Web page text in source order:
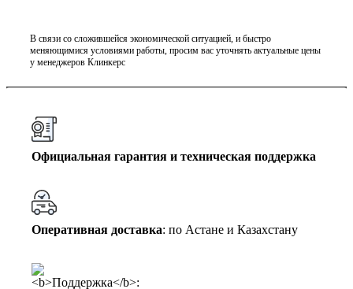
В связи со сложившейся экономической ситуацией, и быстро
меняющимися условиями работы, просим вас уточнять актуальные цены
у менеджеров Клинкерс
Официальная гарантия и техническая поддержка
Оперативная доставка: по Астане и Казахстану